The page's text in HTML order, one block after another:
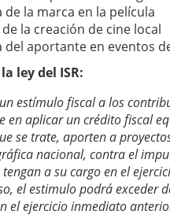
de la marca en la película
la creación de cine local
del aportante en eventos
ley del ISR:
estímulo fiscal a los
en aplicar un crédito fiscal
se trate, aporten a
nacional, contra el
a su cargo en el
el estimulo podrá exceder
el ejercicio inmediato